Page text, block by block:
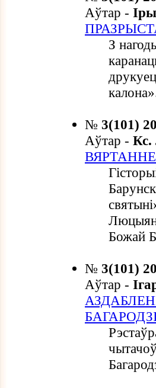
Аўтар -
З
№ 3(101)
Аўтар -
Божай
№ 3(101)
Аўтар -